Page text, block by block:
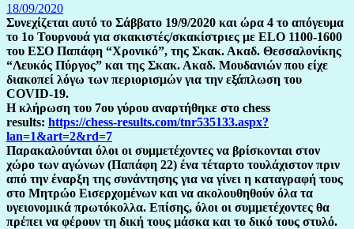
18/09/2020
Συνεχίζεται αυτό το Σάββατο 19/9/2020 και ώρα 4 το απόγευμα
το 1ο Τουρνουά για σκακιστές/σκακίστριες με ELO 1100-1600
του ΕΣΟ Παπάφη “Χρονικό”, της Σκακ. Ακαδ. Θεσσαλονίκης
“Λευκός Πύργος” και της Σκακ. Ακαδ. Μουδανιών που είχε
διακοπεί λόγω των περιορισμών για την εξάπλωση του
COVID-19.
Η κλήρωση του 7ου γύρου αναρτήθηκε στο chess
results: https://chess-results.com/tnr535133.aspx?
lan=1&art=2&rd=7
Παρακαλούνται όλοι οι συμμετέχοντες να βρίσκονται στον
χώρο των αγώνων (Παπάφη 22) ένα τέταρτο τουλάχιστον πριν
από την έναρξη της συνάντησης για να γίνει η καταγραφή τους
στο Μητρώο Εισερχομένων και να ακολουθηθούν όλα τα
υγειονομικά πρωτόκολλα. Επίσης, όλοι οι συμμετέχοντες θα
πρέπει να φέρουν τη δική τους μάσκα και το δικό τους στυλό.